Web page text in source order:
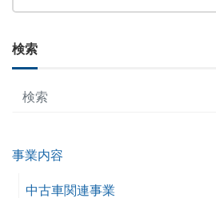
検索
事業内容
中古車関連事業